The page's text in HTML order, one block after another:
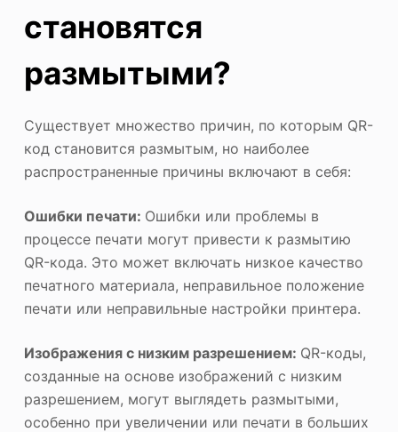
становятся
размытыми?
Существует множество причин, по которым QR-
код становится размытым, но наиболее
распространенные причины включают в себя:
Ошибки печати: Ошибки или проблемы в
процессе печати могут привести к размытию
QR-кода. Это может включать низкое качество
печатного материала, неправильное положение
печати или неправильные настройки принтера.
Изображения с низким разрешением: QR-коды,
созданные на основе изображений с низким
разрешением, могут выглядеть размытыми,
особенно при увеличении или печати в больших